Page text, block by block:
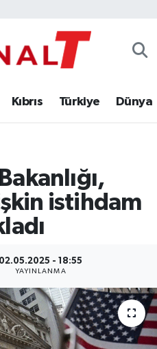
Kıbrıs Türkiye Dünya
istihdam
02.05.2025 - 18:55
YAYINLANMA